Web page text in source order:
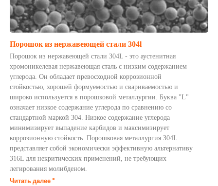
Порошок из нержавеющей стали 304l
Порошок из нержавеющей стали 304L - это аустенитная
хромоникелевая нержавеющая сталь с низким содержанием
углерода. Он обладает превосходной коррозионной
стойкостью, хорошей формуемостью и свариваемостью и
широко используется в порошковой металлургии. Буква "L"
означает низкое содержание углерода по сравнению со
стандартной маркой 304. Низкое содержание углерода
минимизирует выпадение карбидов и максимизирует
коррозионную стойкость. Порошковая металлургия 304L
представляет собой экономически эффективную альтернативу
316L для некритических применений, не требующих
легирования молибденом.
Читать далее "